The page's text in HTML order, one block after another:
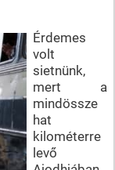
Érdemes
volt
sietnünk,
mert a
mindössze
hat
kilométerre
levő